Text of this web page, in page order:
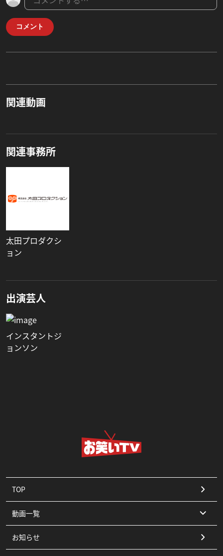
コメント
関連動画
関連事務所
太田プロダクシ
ョン
出演芸人
インスタントジ
ョンソン
TOP
動画一覧
コント
お知らせ